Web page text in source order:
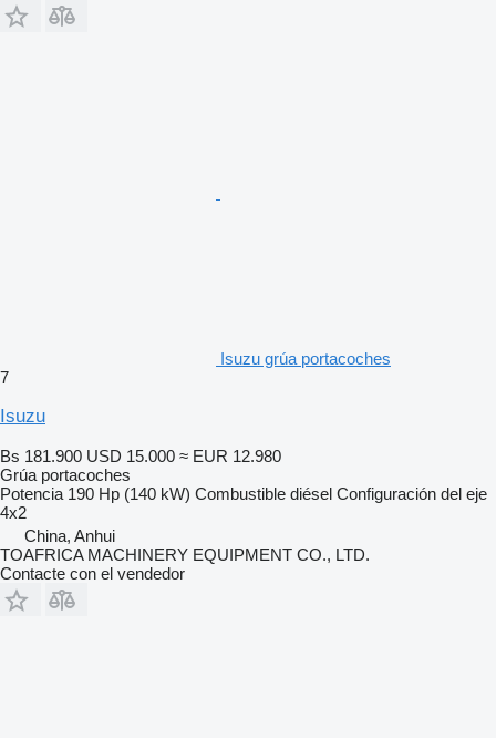
Isuzu grúa portacoches
7
Isuzu
Bs 181.900 USD 15.000 ≈ EUR 12.980
Grúa portacoches
Potencia 190 Hp (140 kW) Combustible diésel Configuración del eje
4x2
China, Anhui
TOAFRICA MACHINERY EQUIPMENT CO., LTD.
Contacte con el vendedor